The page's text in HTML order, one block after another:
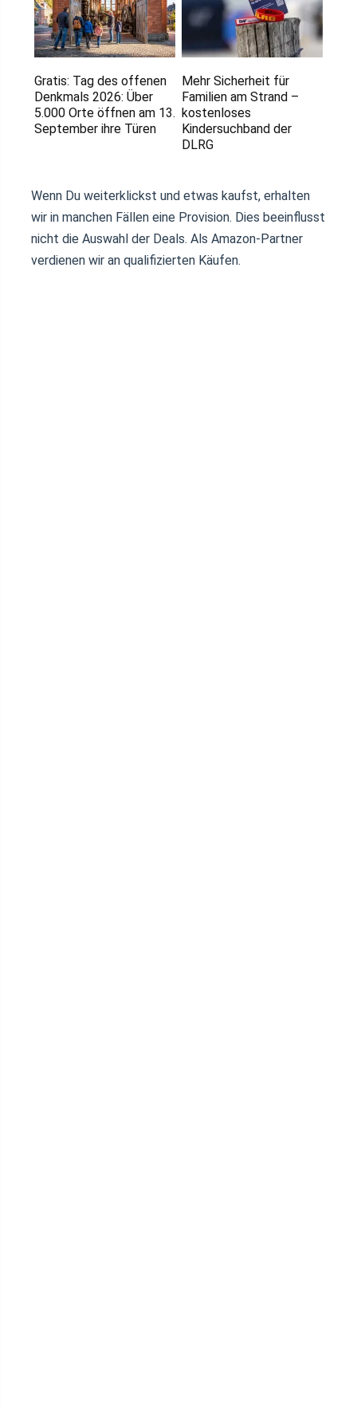
Gratis: Tag des offenen
Denkmals 2026: Über
5.000 Orte öffnen am 13.
September ihre Türen
Mehr Sicherheit für
Familien am Strand –
kostenloses
Kindersuchband der
DLRG
Wenn Du weiterklickst und etwas kaufst, erhalten
wir in manchen Fällen eine Provision. Dies beeinflusst
nicht die Auswahl der Deals. Als Amazon-Partner
verdienen wir an qualifizierten Käufen.